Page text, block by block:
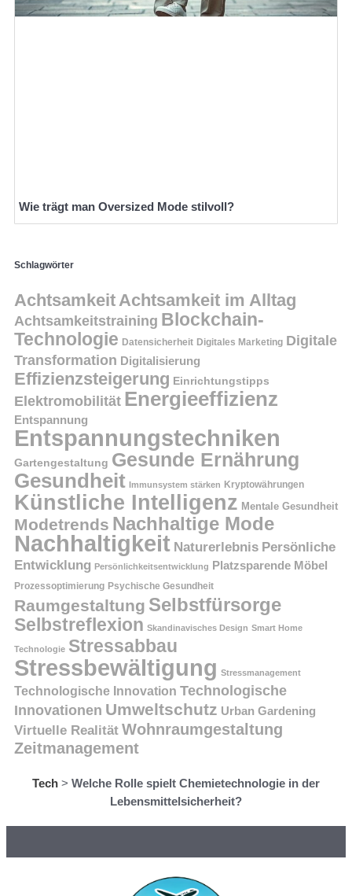
Wie trägt man Oversized Mode stilvoll?
Schlagwörter
Achtsamkeit Achtsamkeit im Alltag
Achtsamkeitstraining Blockchain-
Technologie Datensicherheit Digitales Marketing Digitale
Transformation Digitalisierung
Effizienzsteigerung Einrichtungstipps
Elektromobilität Energieeffizienz
Entspannung
Entspannungstechniken
Gartengestaltung Gesunde Ernährung
Gesundheit Immunsystem stärken Kryptowährungen
Künstliche Intelligenz Mentale Gesundheit
Modetrends Nachhaltige Mode
Nachhaltigkeit Naturerlebnis Persönliche
Entwicklung Persönlichkeitsentwicklung Platzsparende Möbel
Prozessoptimierung Psychische Gesundheit
Raumgestaltung Selbstfürsorge
Selbstreflexion Skandinavisches Design Smart Home
Technologie Stressabbau
Stressbewältigung Stressmanagement
Technologische Innovation Technologische
Innovationen Umweltschutz Urban Gardening
Virtuelle Realität Wohnraumgestaltung
Zeitmanagement
Tech > Welche Rolle spielt Chemietechnologie in der
Lebensmittelsicherheit?